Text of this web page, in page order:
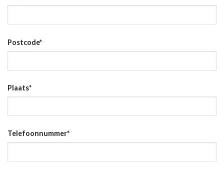
Postcode*
Plaats*
Telefoonnummer*